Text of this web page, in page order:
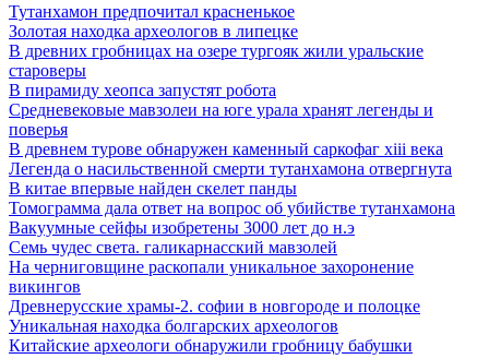
Тутанхамон предпочитал красненькое
Золотая находка археологов в липецке
В древних гробницах на озере тургояк жили уральские
староверы
В пирамиду хеопса запустят робота
Средневековые мавзолеи на юге урала хранят легенды и
поверья
В древнем турове обнаружен каменный саркофаг xiii века
Легенда о насильственной смерти тутанхамона отвергнута
В китае впервые найден скелет панды
Томограмма дала ответ на вопрос об убийстве тутанхамона
Вакуумные сейфы изобретены 3000 лет до н.э
Семь чудес света. галикарнасский мавзолей
На черниговщине раскопали уникальное захоронение
викингов
Древнерусские храмы-2. софии в новгороде и полоцке
Уникальная находка болгарских археологов
Китайские археологи обнаружили гробницу бабушки